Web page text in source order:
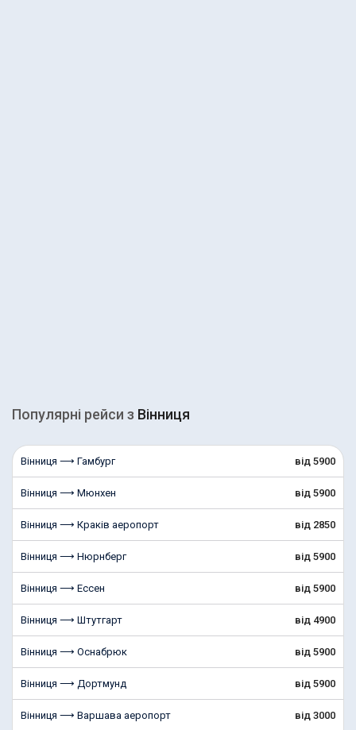
Популярні рейcи з Вінниця
Вінниця ⟶ Гамбург від 5900
Вінниця ⟶ Мюнхен від 5900
Вінниця ⟶ Краків аеропорт від 2850
Вінниця ⟶ Нюрнберг від 5900
Вінниця ⟶ Ессен від 5900
Вінниця ⟶ Штутгарт від 4900
Вінниця ⟶ Оснабрюк від 5900
Вінниця ⟶ Дортмунд від 5900
Вінниця ⟶ Варшава аеропорт від 3000